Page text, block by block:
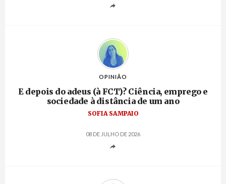
OPINIÃO
E depois do adeus (à FCT)? Ciência, emprego e
sociedade à distância de um ano
SOFIA SAMPAIO
08 DE JULHO DE 2026